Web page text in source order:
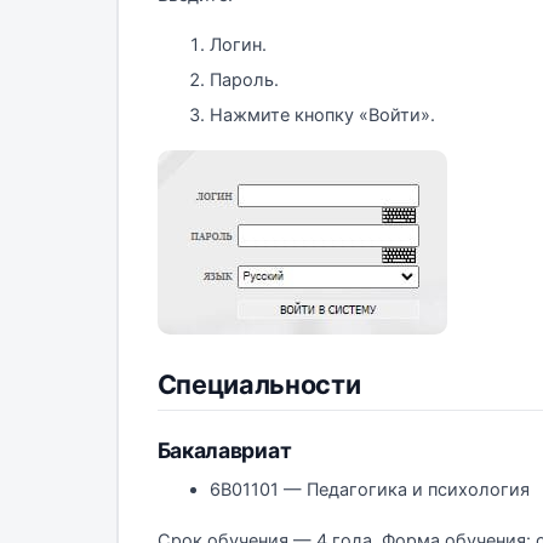
Логин.
Пароль.
Нажмите кнопку «Войти».
Специальности
Бакалавриат
6В01101 — Педагогика и психология